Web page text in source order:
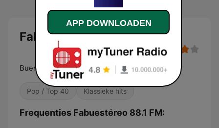
Fabuestéreo 88.1 FM
Buenos Momentos, Buenos Recuerdos
Pop / Top 40 Klassieke hits
Frequenties Fabuestéreo 88.1 FM:
APP DOWNLOADEN